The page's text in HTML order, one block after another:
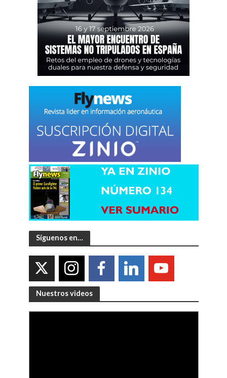
Síguenos en…
Nuestros videos